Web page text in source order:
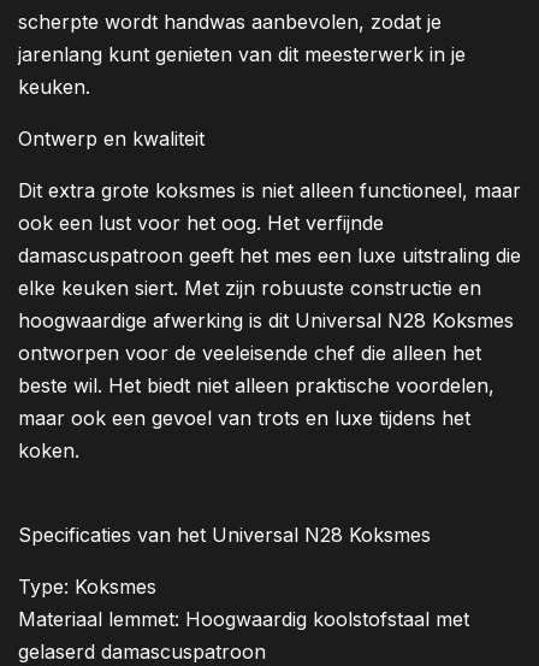
scherpte wordt handwas aanbevolen, zodat je
jarenlang kunt genieten van dit meesterwerk in je
keuken.
Ontwerp en kwaliteit
Dit extra grote koksmes is niet alleen functioneel, maar
ook een lust voor het oog. Het verfijnde
damascuspatroon geeft het mes een luxe uitstraling die
elke keuken siert. Met zijn robuuste constructie en
hoogwaardige afwerking is dit Universal N28 Koksmes
ontworpen voor de veeleisende chef die alleen het
beste wil. Het biedt niet alleen praktische voordelen,
maar ook een gevoel van trots en luxe tijdens het
koken.
Specificaties van het Universal N28 Koksmes
Type: Koksmes
Materiaal lemmet: Hoogwaardig koolstofstaal met
gelaserd damascuspatroon